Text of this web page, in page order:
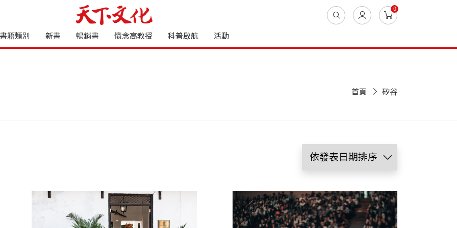
0
書籍類別 新書 暢銷書 懷念高教授 科普啟航 活動
首頁 矽谷